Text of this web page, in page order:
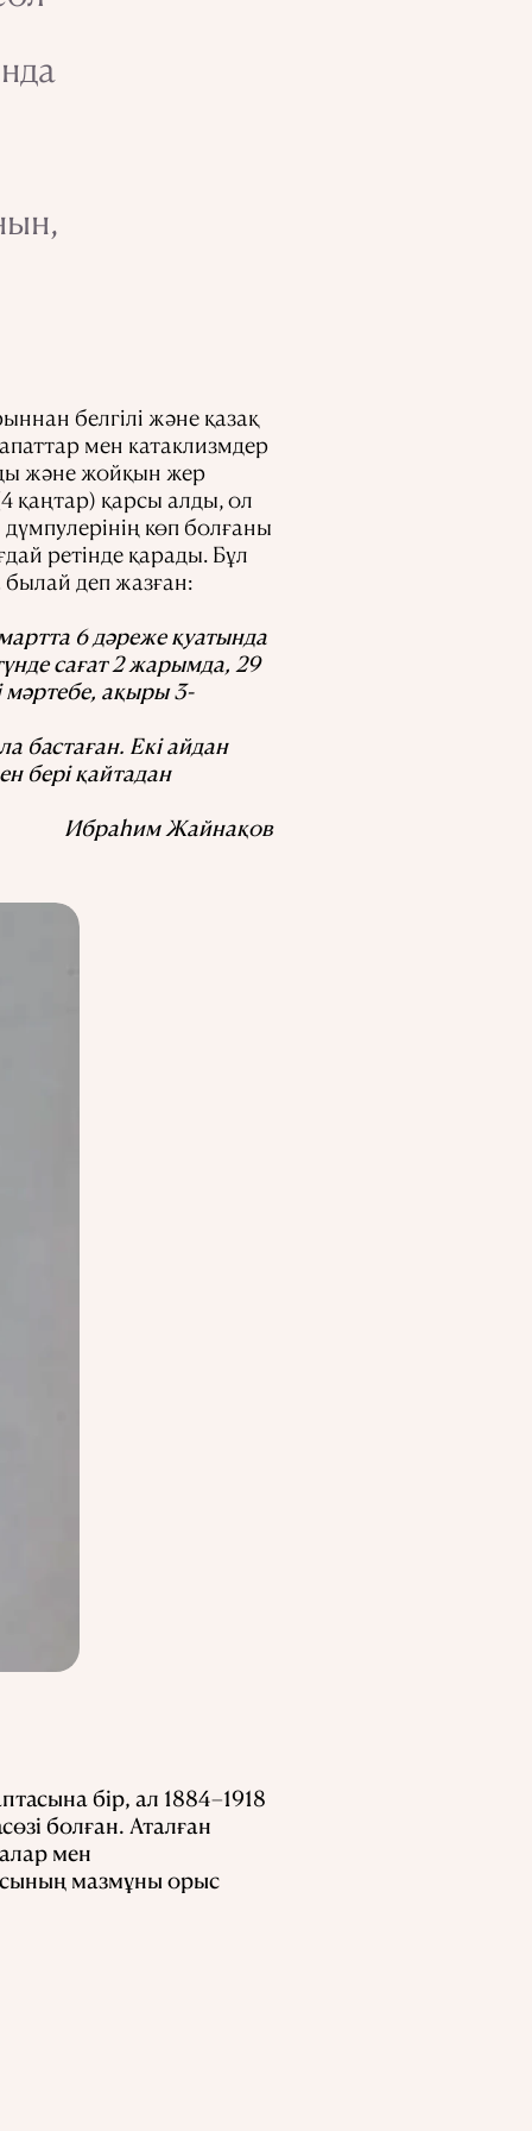
белгілі және қазақ
апаттар мен катаклизмдер
және жойқын жер
қаңтар) қарсы алды, ол
көп болғаны
ретінде қарады. Бұл
былай деп жазған:
6 дәреже қуатында
сағат 2 жарымда, 29
мәртебе, ақыры 3-
бастаған. Екі айдан
бері қайтадан
Ибраһим Жайнақов
бір, ал 1884–1918
болған. Аталған
мен
мазмұны орыс